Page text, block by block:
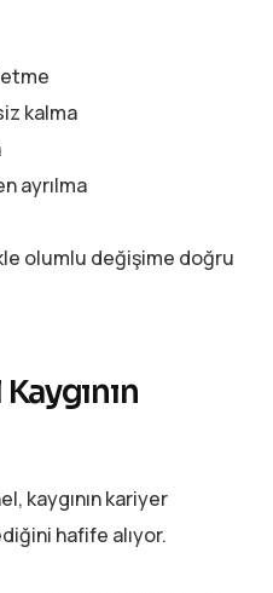
kalma
ayrılma
olumlu değişime doğru
kaygının kariyer
hafife alıyor.